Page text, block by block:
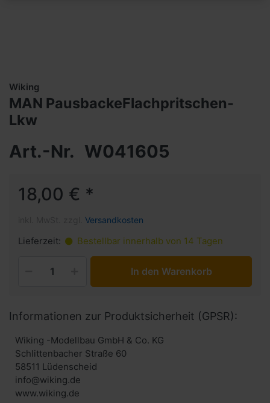
Wiking
MAN PausbackeFlachpritschen-
Lkw
Art.-Nr. W041605
18,00 € *
Versandkosten
Lieferzeit: Bestellbar innerhalb von 14 Tagen
In den Warenkorb
Informationen zur Produktsicherheit (GPSR):
Wiking -Modellbau GmbH & Co. KG
Schlittenbacher Straße 60
58511 Lüdenscheid
info@wiking.de
www.wiking.de